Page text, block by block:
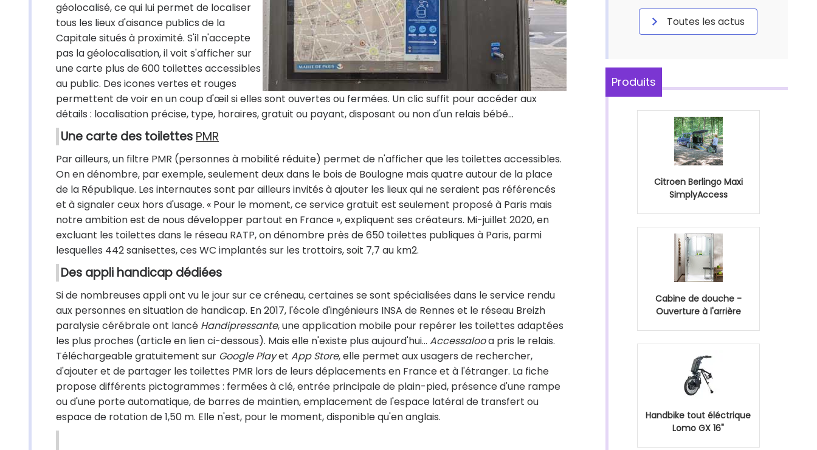
géolocalisé, ce qui lui permet de localiser
tous les lieux d'aisance publics de la
Capitale situés à proximité. S'il n'accepte
pas la géolocalisation, il voit s'afficher sur
une carte plus de 600 toilettes accessibles
au public. Des icones vertes et rouges
permettent de voir en un coup d'œil si elles sont ouvertes ou fermées. Un clic suffit pour accéder aux
détails : localisation précise, type, horaires, gratuit ou payant, disposant ou non d'un relais bébé...
Une carte des toilettes PMR
Par ailleurs, un filtre PMR (personnes à mobilité réduite) permet de n'afficher que les toilettes accessibles.
On en dénombre, par exemple, seulement deux dans le bois de Boulogne mais quatre autour de la place
de la République. Les internautes sont par ailleurs invités à ajouter les lieux qui ne seraient pas référencés
et à signaler ceux hors d'usage. « Pour le moment, ce service gratuit est seulement proposé à Paris mais
notre ambition est de nous développer partout en France », expliquent ses créateurs. Mi-juillet 2020, en
excluant les toilettes dans le réseau RATP, on dénombre près de 650 toilettes publiques à Paris, parmi
lesquelles 442 sanisettes, ces WC implantés sur les trottoirs, soit 7,7 au km2.
Des appli handicap dédiées
Si de nombreuses appli ont vu le jour sur ce créneau, certaines se sont spécialisées dans le service rendu
aux personnes en situation de handicap. En 2017, l'école d'ingénieurs INSA de Rennes et le réseau Breizh
paralysie cérébrale ont lancé Handipressante, une application mobile pour repérer les toilettes adaptées
les plus proches (article en lien ci-dessous). Mais elle n'existe plus aujourd'hui… Accessalooa pris le relais.
Téléchargeable gratuitement sur Google Playet App Store, elle permet aux usagers de rechercher,
d'ajouter et de partager les toilettes PMR lors de leurs déplacements en France et à l'étranger. La fiche
propose différents pictogrammes : fermées à clé, entrée principale de plain-pied, présence d'une rampe
ou d'une porte automatique, de barres de maintien, emplacement de l'espace latéral de transfert ou
espace de rotation de 1,50 m. Elle n'est, pour le moment, disponible qu'en anglais.
Toutes les actus
Produits
Citroen Berlingo Maxi
SimplyAccess
Cabine de douche -
Ouverture à l'arrière
Handbike tout éléctrique
Lomo GX 16"